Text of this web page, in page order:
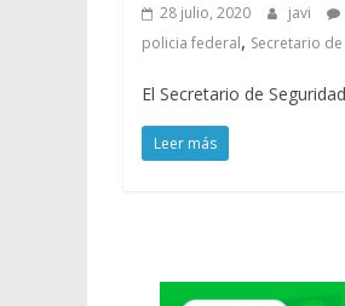
28 julio, 2020 javi
policia federal, Secretario
El Secretario de
Leer más